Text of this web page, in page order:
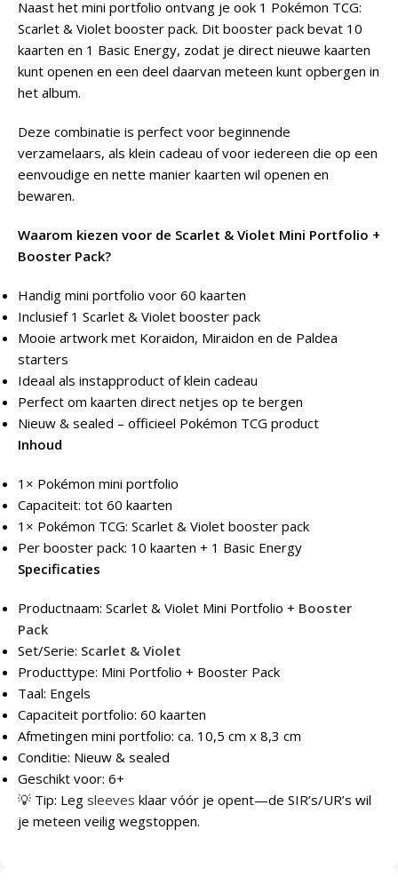
Naast het mini portfolio ontvang je ook 1 Pokémon TCG:
Scarlet & Violet booster pack. Dit booster pack bevat 10
kaarten en 1 Basic Energy, zodat je direct nieuwe kaarten
kunt openen en een deel daarvan meteen kunt opbergen in
het album.
Deze combinatie is perfect voor beginnende
verzamelaars, als klein cadeau of voor iedereen die op een
eenvoudige en nette manier kaarten wil openen en
bewaren.
Waarom kiezen voor de Scarlet & Violet Mini Portfolio +
Booster Pack?
Handig mini portfolio voor 60 kaarten
Inclusief 1 Scarlet & Violet booster pack
Mooie artwork met Koraidon, Miraidon en de Paldea
starters
Ideaal als instapproduct of klein cadeau
Perfect om kaarten direct netjes op te bergen
Nieuw & sealed – officieel Pokémon TCG product
Inhoud
1× Pokémon mini portfolio
Capaciteit: tot 60 kaarten
1× Pokémon TCG: Scarlet & Violet booster pack
Per booster pack: 10 kaarten + 1 Basic Energy
Specificaties
Productnaam: Scarlet & Violet Mini Portfolio + Booster
Pack
Set/Serie: Scarlet & Violet
Producttype: Mini Portfolio + Booster Pack
Taal: Engels
Capaciteit portfolio: 60 kaarten
Afmetingen mini portfolio: ca. 10,5 cm x 8,3 cm
Conditie: Nieuw & sealed
Geschikt voor: 6+
💡 Tip: Leg sleeves klaar vóór je opent—de SIR’s/UR’s wil
je meteen veilig wegstoppen.